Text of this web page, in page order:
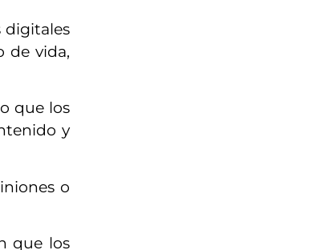
digitales
de vida,
que los
y
o
que los